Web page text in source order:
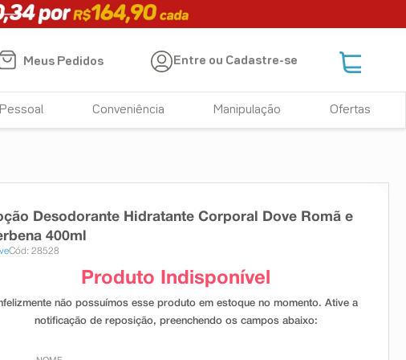
Meus Pedidos Entre ou Cadastre-se
Conveniência Manipulação Ofertas
Desodorante Hidratante Corporal Dove Romã e
400ml
Cód: 28528